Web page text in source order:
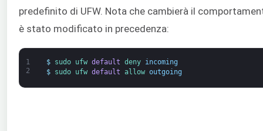
predefinito di UFW. Nota che cambierà il
è stato modificato in precedenza:
1
2
$ sudo ufw default deny incoming
$
sudo ufw default allow outgoing